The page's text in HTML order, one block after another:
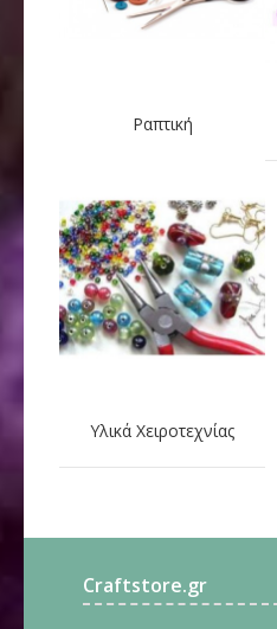
Ραπτική
Υλικά Χειροτεχνίας
Craftstore.gr